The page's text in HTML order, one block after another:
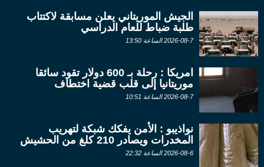
الجيش الموريتاني يعلن مسابقة لاكتتاب
طلبة ضباط للعام الدراسي
2026-08-7 الساعة 13:50
امريكا : رحلة بـ 600 دولار تقود سائقا
موريتانيا إلى قلب قضية اختطاف
2026-08-7 الساعة 10:51
نواذيبو : الأمن يفكك شبكة لتهريب
المخدرات ويصادر 210 كلغ من الحشيش
2026-08-6 الساعة 22:32